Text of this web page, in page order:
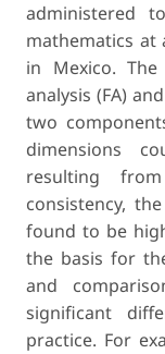
administered
mathematics at
in Mexico.
analysis (FA)
two
dimensions
resulting
consistency,
found to be
the basis for
and
significant
practice. For